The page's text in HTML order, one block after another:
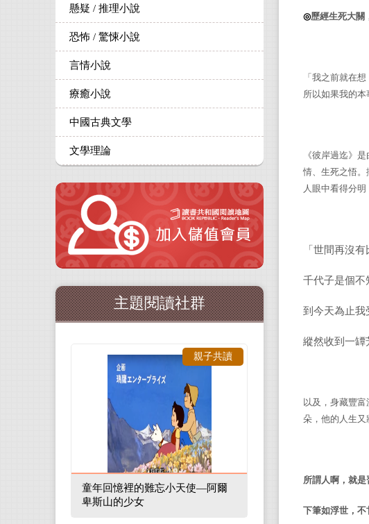
◎歷經生死大關
「我之前就在
所以如果我的
《彼岸過迄》
情、生死之悟
人眼中看得分
「世間再沒
千代子是個不
到今天為止我
縱然收到一罈
以及，身藏豐
朵，他的人生又
所謂人啊，就
下筆如浮世，
懸疑 / 推理小說
恐怖 / 驚悚小說
言情小說
療癒小說
中國古典文學
文學理論
主題閱讀社群
童年回憶裡的難忘小天使—阿爾
卑斯山的少女
親子共讀